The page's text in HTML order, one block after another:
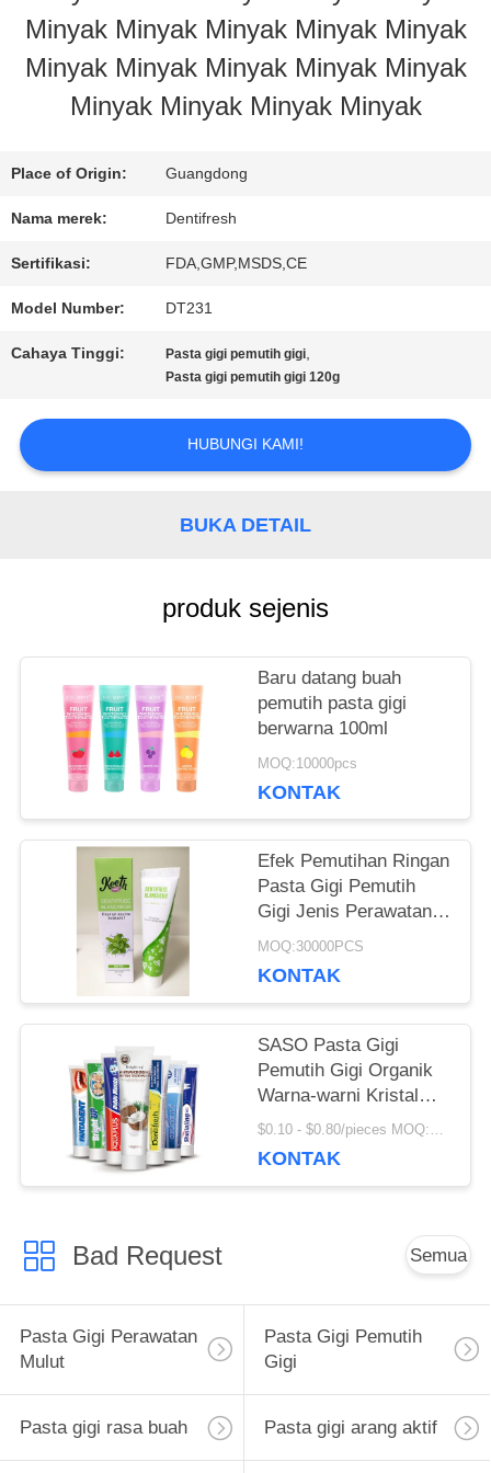
PABRIK
KONTROL
KUALITAS
HUBUNGI
KAMI
PERMINTAAN
PENAWARAN
KEBIJAKAN
PRIBADI
Minyak Minyak Minyak Minyak Minyak
Minyak Minyak Minyak Minyak Minyak
Minyak Minyak Minyak Minyak
Place of Origin: Guangdong
Nama merek: Dentifresh
Sertifikasi: FDA,GMP,MSDS,CE
Model Number: DT231
Cahaya Tinggi: Pasta gigi pemutih gigi,
Pasta gigi pemutih gigi 120g
HUBUNGI KAMI!
BUKA DETAIL
produk sejenis
Baru datang buah
pemutih pasta gigi
berwarna 100ml
MOQ:10000pcs
KONTAK
Efek Pemutihan Ringan
Pasta Gigi Pemutih
Gigi Jenis Perawatan
Mulut Produk
MOQ:30000PCS
KONTAK
SASO Pasta Gigi
Pemutih Gigi Organik
Warna-warni Kristal
Anti Rongga
$0.10 - $0.80/pieces MOQ:500 Potongan
KONTAK
Bad Request Semua
Pasta Gigi Perawatan
Mulut
Pasta Gigi Pemutih
Gigi
Pasta gigi rasa buah Pasta gigi arang aktif